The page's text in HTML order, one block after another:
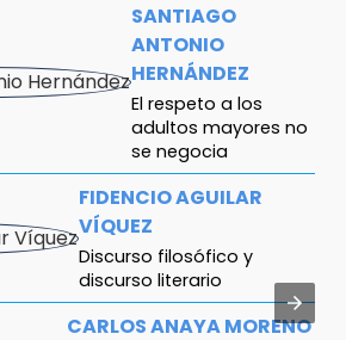
SANTIAGO
ANTONIO
HERNÁNDEZ
El respeto a los
adultos mayores no
se negocia
FIDENCIO AGUILAR
VÍQUEZ
Discurso filosófico y
discurso literario
CARLOS ANAYA MORENO